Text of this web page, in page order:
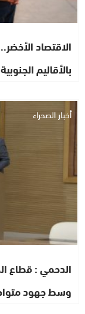
الاقتصاد
بالأقاليم الجنوبية
أخبار الصحراء
الدحمي : قطاع
وسط جهود